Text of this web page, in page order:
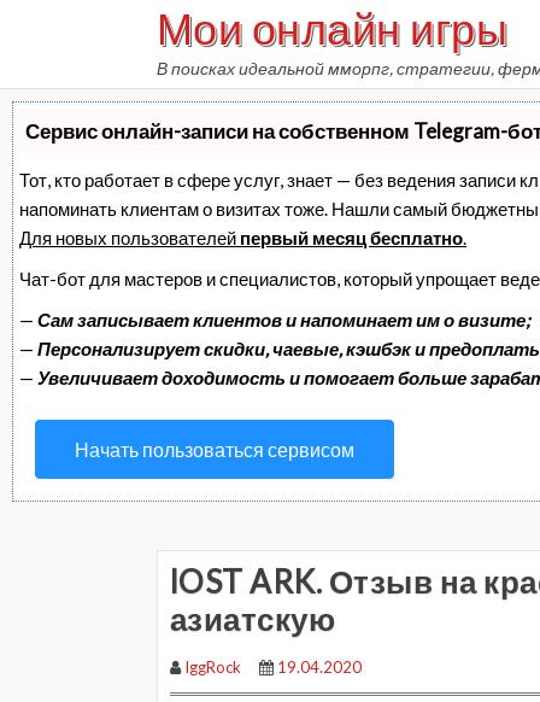
Мои онлайн игры
В поисках идеальной мморпг, стратегии,
Сервис онлайн-записи на собственном Telegram-
Тот, кто работает в сфере услуг, знает — без ведения записи
напоминать клиентам о визитах тоже. Нашли самый
Для новых пользователей первый месяц бесплатно.
Чат-бот для мастеров и специалистов, который упрощает
— Сам записывает клиентов и напоминает им о визите;
— Персонализирует скидки, чаевые, кэшбэк и
— Увеличивает доходимость и помогает больше
Начать пользоваться сервисом
lOST ARK. Отзыв на
азиатскую
IggRock 19.04.2020